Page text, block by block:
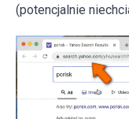
(potencjalnie